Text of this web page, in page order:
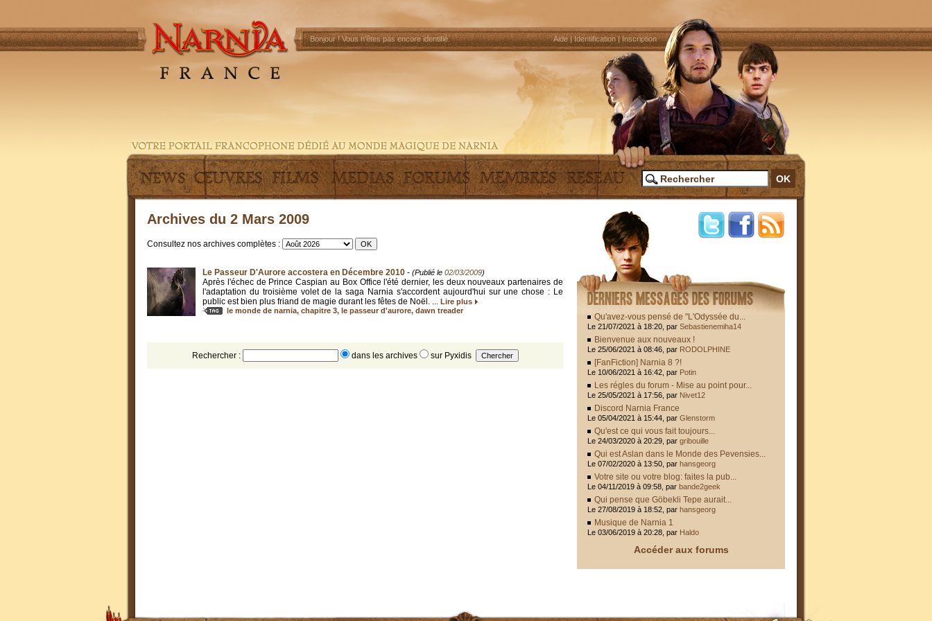
Bonjour !Vous n'êtes pas encore identifié. Aide|Identification|Inscription
Archives du 2 Mars 2009
Consultez nos archives complètes :
Le Passeur D'Aurore accostera en Décembre 2010 - (Publié le 02/03/2009)
Après l'échec de Prince Caspian au Box Office l'été dernier, les deux nouveaux partenaires de
l'adaptation du troisième volet de la saga Narnia s'accordent aujourd'hui sur une chose : Le
public est bien plus friand de magie durant les fêtes de Noël. ... Lire plus
le monde de narnia, chapitre 3, le passeur d'aurore, dawn treader
Rechercher : dans les archives sur Pyxidis
Qu'avez-vous pensé de "L'Odyssée du...
Le 21/07/2021 à 18:20, par Sebastienemiha14
Bienvenue aux nouveaux !
Le 25/06/2021 à 08:46, par RODOLPHINE
[FanFiction] Narnia 8 ?!
Le 10/06/2021 à 16:42, par Potin
Les régles du forum - Mise au point pour...
Le 25/05/2021 à 17:56, par Nivet12
Discord Narnia France
Le 05/04/2021 à 15:44, par Glenstorm
Qu'est ce qui vous fait toujours...
Le 24/03/2020 à 20:29, par gribouille
Qui est Aslan dans le Monde des Pevensies...
Le 07/02/2020 à 13:50, par hansgeorg
Votre site ou votre blog: faites la pub...
Le 04/11/2019 à 09:58, par bande2geek
Qui pense que Göbekli Tepe aurait...
Le 27/08/2019 à 18:52, par hansgeorg
Musique de Narnia 1
Le 03/06/2019 à 20:28, par Haldo
Accéder aux forums